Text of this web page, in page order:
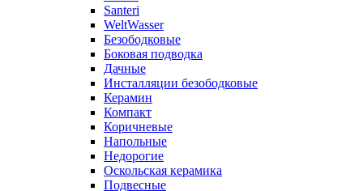
Santeri
WeltWasser
Безободковые
Боковая подводка
Дачные
Инсталляции безободковые
Керамин
Компакт
Коричневые
Напольные
Недорогие
Оскольская керамика
Подвесные